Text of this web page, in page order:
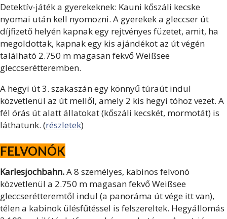
Detektív-játék a gyerekeknek: Kauni kőszáli kecske
nyomai után kell nyomozni. A gyerekek a gleccser út
díjfizető helyén kapnak egy rejtvényes füzetet, amit, ha
megoldottak, kapnak egy kis ajándékot az út végén
található 2.750 m magasan fekvő Weißsee
gleccserétteremben.
A hegyi út 3. szakaszán egy könnyű túraút indul
közvetlenül az út mellől, amely 2 kis hegyi tóhoz vezet. A
fél órás út alatt állatokat (kőszáli kecskét, mormotát) is
láthatunk. (részletek)
FELVONÓK
Karlesjochbahn.A 8 személyes, kabinos felvonó
közvetlenül a 2.750 m magasan fekvő Weißsee
gleccserétteremtől indul (a panoráma út vége itt van),
télen a kabinok ülésfűtéssel is felszereltek. Hegyállomás